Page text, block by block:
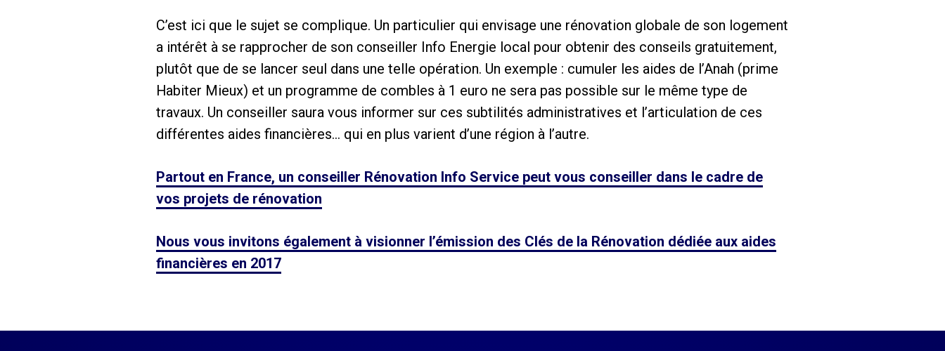
C’est ici que le sujet se complique. Un particulier qui envisage une rénovation globale de son logement
a intérêt à se rapprocher de son conseiller Info Energie local pour obtenir des conseils gratuitement,
plutôt que de se lancer seul dans une telle opération. Un exemple : cumuler les aides de l’Anah (prime
Habiter Mieux) et un programme de combles à 1 euro ne sera pas possible sur le même type de
travaux. Un conseiller saura vous informer sur ces subtilités administratives et l’articulation de ces
différentes aides financières… qui en plus varient d’une région à l’autre.
Partout en France, un conseiller Rénovation Info Service peut vous conseiller dans le cadre de
vos projets de rénovation
Nous vous invitons également à visionner l’émission des Clés de la Rénovation dédiée aux aides
financières en 2017